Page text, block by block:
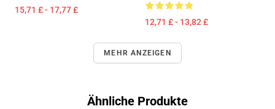
15,71 £ - 17,77 £
12,71 £ - 13,82 £
MEHR ANZEIGEN
Ähnliche Produkte